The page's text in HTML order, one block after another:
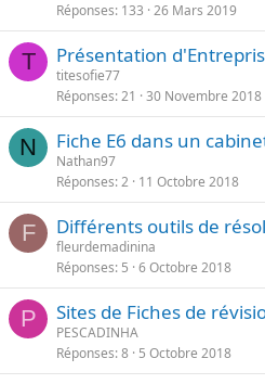
Réponses 133 26 Mars 2019
T Présentation
titesofie77
Réponses 21 30 Novembre 2018
N Fiche E6 dans un
Nathan97
Réponses 2 11 Octobre 2018
F Différents outils de
fleurdemadinina
Réponses 5 6 Octobre 2018
P Sites de Fiches de
PESCADINHA
Réponses 8 5 Octobre 2018